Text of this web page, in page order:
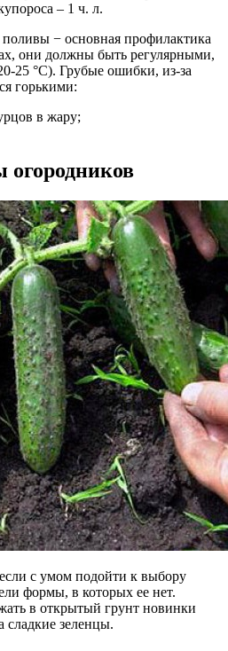
– 1 ч. л.
− основная профилактика
они должны быть регулярными,
25 °C). Грубые ошибки, из-за
горькими:
в жару;
огородников
с умом подойти к выбору
формы, в которых ее нет.
в открытый грунт новинки
сладкие зеленцы.